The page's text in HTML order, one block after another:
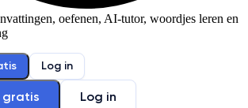
oefenen, AI-tutor, woordjes leren en
Log in
gratis Log in